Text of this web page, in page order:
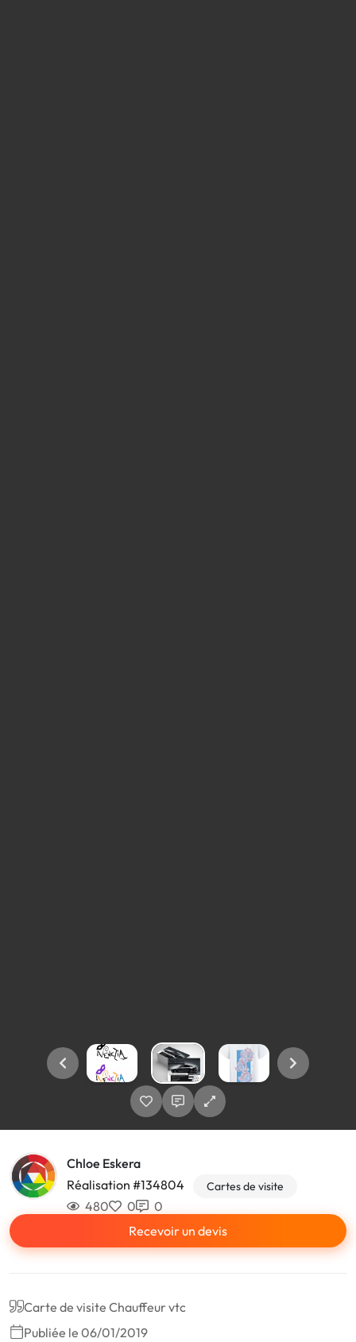
Chloe Eskera
Réalisation #134804
Cartes de visite
480 0
0
Recevoir un devis
Carte de visite Chauffeur vtc
Publiée le 06/01/2019